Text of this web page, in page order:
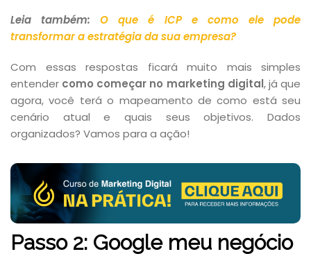
Leia também:O que é ICP e como ele pode
transformar a estratégia da sua empresa?
Com essas respostas ficará muito mais simples
entender como começar no marketing digital, já que
agora, você terá o mapeamento de como está seu
cenário atual e quais seus objetivos. Dados
organizados? Vamos para a ação!
Passo 2: Google meu negócio